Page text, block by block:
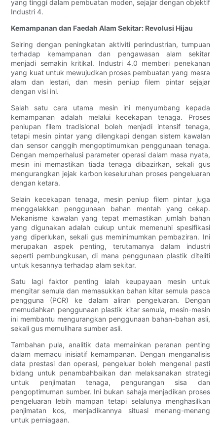
yang tinggi dalam pembuatan moden, sejajar dengan objektif
Industri 4.
Kemampanan dan Faedah Alam Sekitar: Revolusi Hijau
Seiring dengan peningkatan aktiviti perindustrian, tumpuan
terhadap kemampanan dan pengawasan alam sekitar
menjadi semakin kritikal. Industri 4.0 memberi penekanan
yang kuat untuk mewujudkan proses pembuatan yang mesra
alam dan lestari, dan mesin peniup filem pintar sejajar
dengan visi ini.
Salah satu cara utama mesin ini menyumbang kepada
kemampanan adalah melalui kecekapan tenaga. Proses
peniupan filem tradisional boleh menjadi intensif tenaga,
tetapi mesin pintar yang dilengkapi dengan sistem kawalan
dan sensor canggih mengoptimumkan penggunaan tenaga.
Dengan memperhalusi parameter operasi dalam masa nyata,
mesin ini memastikan tiada tenaga dibazirkan, sekali gus
mengurangkan jejak karbon keseluruhan proses pengeluaran
dengan ketara.
Selain kecekapan tenaga, mesin peniup filem pintar juga
menggalakkan penggunaan bahan mentah yang cekap.
Mekanisme kawalan yang tepat memastikan jumlah bahan
yang digunakan adalah cukup untuk memenuhi spesifikasi
yang diperlukan, sekali gus meminimumkan pembaziran. Ini
merupakan aspek penting, terutamanya dalam industri
seperti pembungkusan, di mana penggunaan plastik diteliti
untuk kesannya terhadap alam sekitar.
Satu lagi faktor penting ialah keupayaan mesin untuk
mengitar semula dan memasukkan bahan kitar semula pasca
pengguna (PCR) ke dalam aliran pengeluaran. Dengan
memudahkan penggunaan plastik kitar semula, mesin-mesin
ini membantu mengurangkan penggunaan bahan-bahan asli,
sekali gus memulihara sumber asli.
Tambahan pula, analitik data memainkan peranan penting
dalam memacu inisiatif kemampanan. Dengan menganalisis
data prestasi dan operasi, pengeluar boleh mengenal pasti
bidang untuk penambahbaikan dan melaksanakan strategi
untuk penjimatan tenaga, pengurangan sisa dan
pengoptimuman sumber. Ini bukan sahaja menjadikan proses
pengeluaran lebih mampan tetapi selalunya menghasilkan
penjimatan kos, menjadikannya situasi menang-menang
untuk perniagaan.